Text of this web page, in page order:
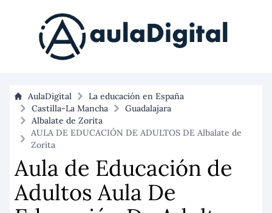
AulaDigital
La educación en España
Castilla-La Mancha
Guadalajara
Albalate de Zorita
AULA DE EDUCACIÓN DE ADULTOS DE Albalate de
Zorita
Aula de Educación de
Adultos Aula De